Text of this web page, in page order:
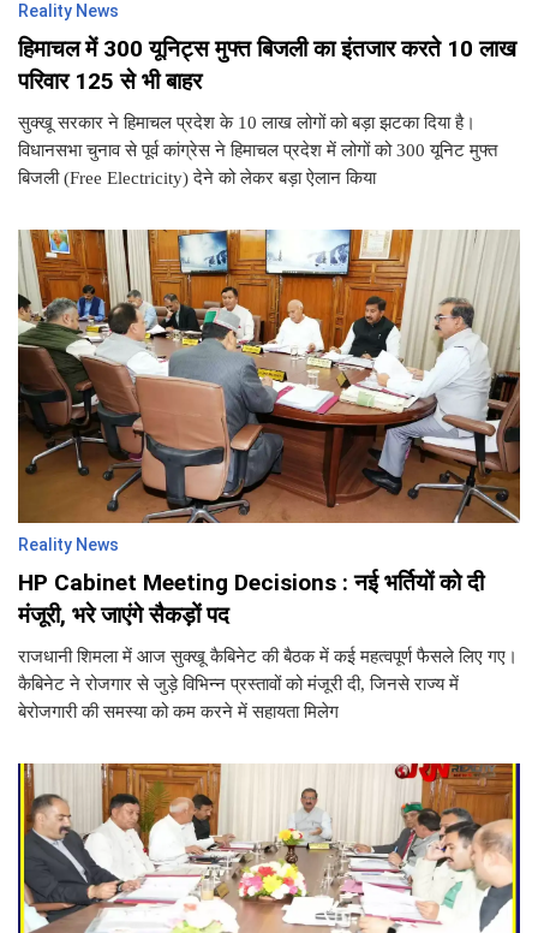
Reality News
हिमाचल में 300 यूनिट्स मुफ्त बिजली का इंतजार करते 10 लाख
परिवार 125 से भी बाहर
सुक्खू सरकार ने हिमाचल प्रदेश के 10 लाख लोगों को बड़ा झटका दिया है।
विधानसभा चुनाव से पूर्व कांग्रेस ने हिमाचल प्रदेश में लोगों को 300 यूनिट मुफ्त
बिजली (Free Electricity) देने को लेकर बड़ा ऐलान किया
Reality News
HP Cabinet Meeting Decisions : नई भर्तियों को दी
मंजूरी, भरे जाएंगे सैकड़ों पद
राजधानी शिमला में आज सुक्खू कैबिनेट की बैठक में कई महत्वपूर्ण फैसले लिए गए।
कैबिनेट ने रोजगार से जुड़े विभिन्न प्रस्तावों को मंजूरी दी, जिनसे राज्य में
बेरोजगारी की समस्या को कम करने में सहायता मिलेग